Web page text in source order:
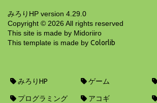
みろりHP version 4.29.0
Copyright © 2026 All rights reserved
This site is made by Midoriiro
This template is made by Colorlib
みろりHP ゲーム
プログラミング アコギ